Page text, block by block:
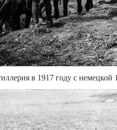
в 1917 году с